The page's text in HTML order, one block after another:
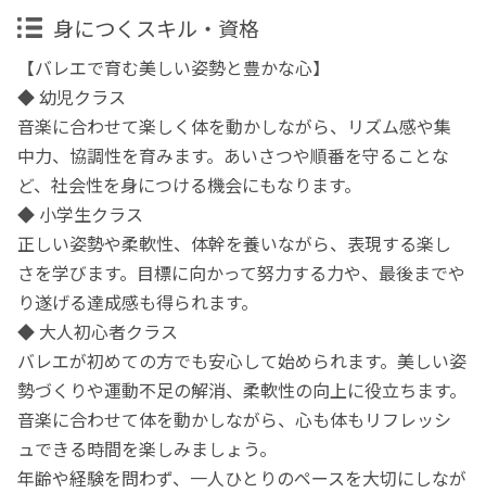
身につくスキル・資格
【バレエで育む美しい姿勢と豊かな心】
◆ 幼児クラス
音楽に合わせて楽しく体を動かしながら、リズム感や集
中力、協調性を育みます。あいさつや順番を守ることな
ど、社会性を身につける機会にもなります。
◆ 小学生クラス
正しい姿勢や柔軟性、体幹を養いながら、表現する楽し
さを学びます。目標に向かって努力する力や、最後までや
り遂げる達成感も得られます。
◆ 大人初心者クラス
バレエが初めての方でも安心して始められます。美しい姿
勢づくりや運動不足の解消、柔軟性の向上に役立ちます。
音楽に合わせて体を動かしながら、心も体もリフレッシ
ュできる時間を楽しみましょう。
年齢や経験を問わず、一人ひとりのペースを大切にしなが